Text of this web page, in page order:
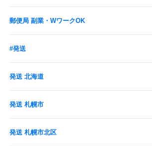
郵便局 副業・WワークOK
#発送
発送 北海道
発送 札幌市
発送 札幌市北区